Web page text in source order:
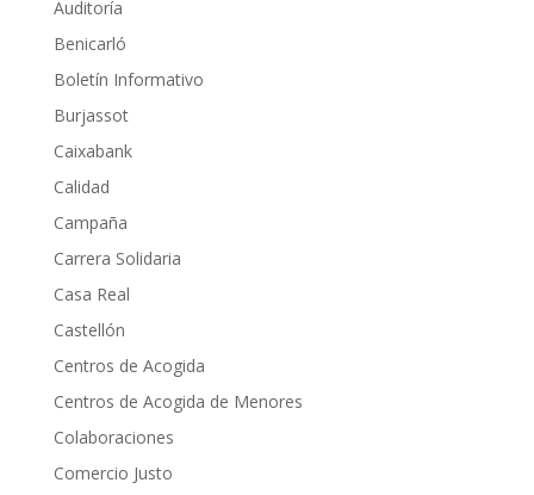
Auditoría
Benicarló
Boletín Informativo
Burjassot
Caixabank
Calidad
Campaña
Carrera Solidaria
Casa Real
Castellón
Centros de Acogida
Centros de Acogida de Menores
Colaboraciones
Comercio Justo